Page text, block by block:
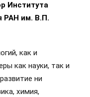
Института
РАН им. В.П.
как и
как науки, так и
ни
химия,